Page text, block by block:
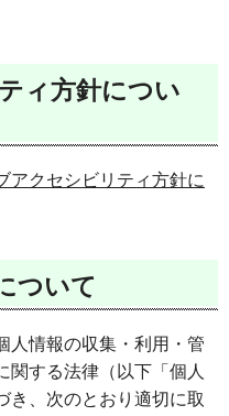
ィ方針につい
クセシビリティ方針に
ついて
人情報の収集・利用・管
関する法律（以下「個人
き、次のとおり適切に取